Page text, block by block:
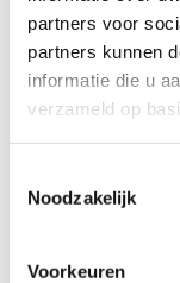
partners voor
partners kunnen
informatie die u
verzameld op
Noodzakelijk
Voorkeuren
Wanneer
We organiseren
december 2023
Doelgroep
Trainer A) en